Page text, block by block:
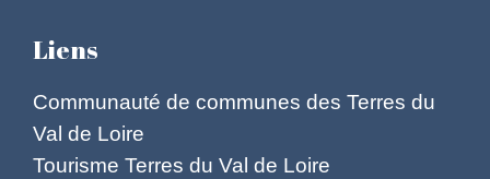
Liens
Communauté de communes des Terres du
Val de Loire
Tourisme Terres du Val de Loire